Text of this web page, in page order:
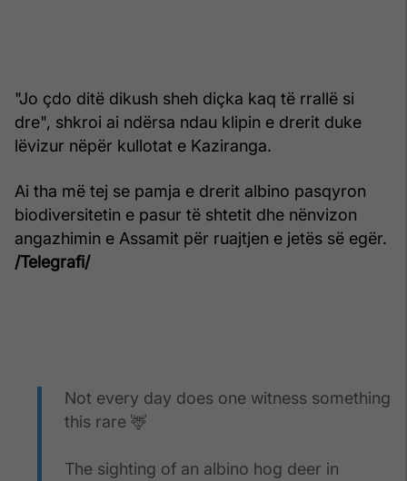
"Jo çdo ditë dikush sheh diçka kaq të rrallë si
dre", shkroi ai ndërsa ndau klipin e drerit duke
lëvizur nëpër kullotat e Kaziranga.
Ai tha më tej se pamja e drerit albino pasqyron
biodiversitetin e pasur të shtetit dhe nënvizon
angazhimin e Assamit për ruajtjen e jetës së egër.
/Telegrafi/
Not every day does one witness something
this rare 🦌
The sighting of an albino hog deer in